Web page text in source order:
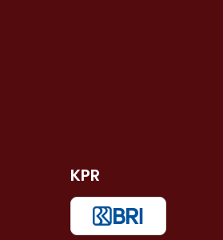
KPR